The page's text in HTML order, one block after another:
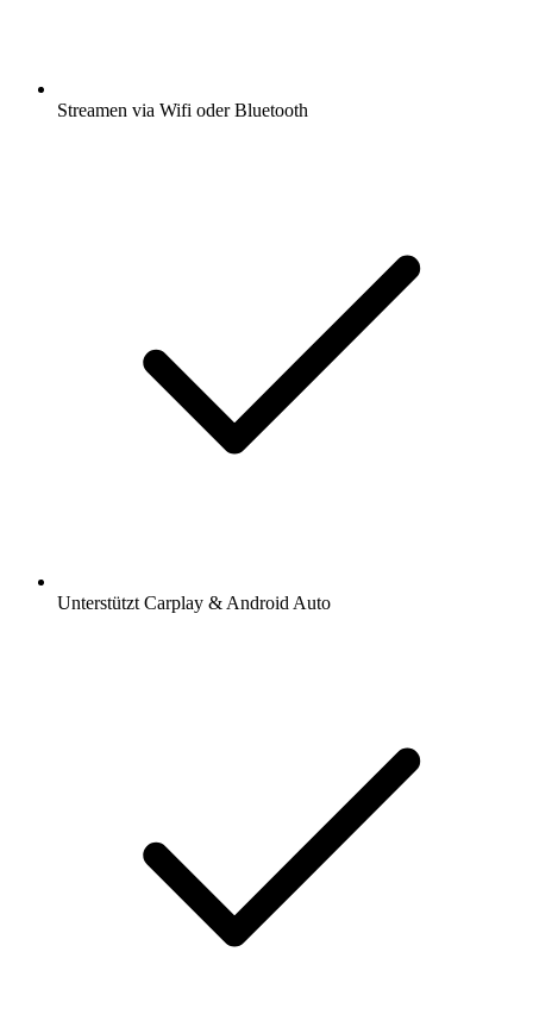
Streamen via Wifi oder Bluetooth
Unterstützt Carplay & Android Auto